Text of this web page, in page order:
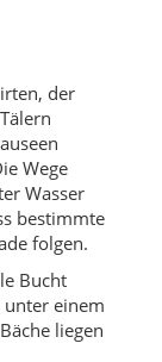
der
Wege
Wasser
bestimmte
folgen.
Bucht
unter einem
liegen